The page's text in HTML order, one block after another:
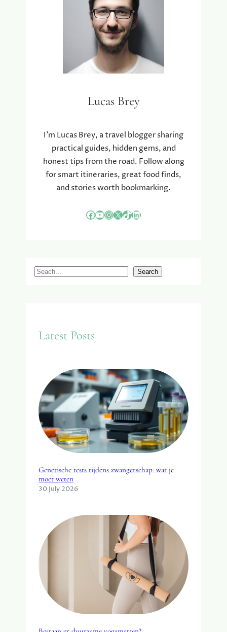
Lucas Brey
I’m Lucas Brey, a travel blogger sharing
practical guides, hidden gems, and
honest tips from the road. Follow along
for smart itineraries, great food finds,
and stories worth bookmarking.
Facebook YouTube InstagramX TikTok LinkedIn
S
Search
Latest Posts
Genetische tests tijdens zwangerschap: wat je
moet weten
30 July 2026